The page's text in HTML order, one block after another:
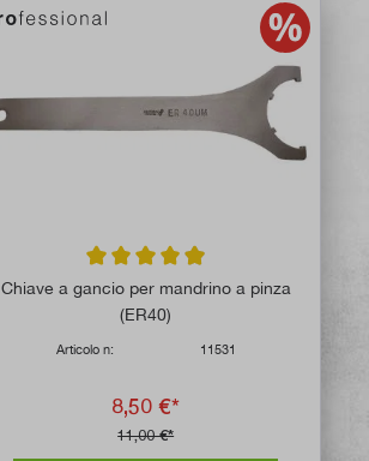
Valutazione media di 4.8 su 5 stelle
Chiave a gancio per mandrino a pinza
(ER40)
Articolo n: 11531
8,50 €*
11,00 €*